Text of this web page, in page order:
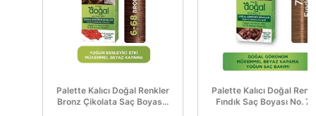
Palette Kalıcı Doğal Renkler
Bronz Çikolata Saç Boyas...
Palette Kalıcı Doğal
Fındık Saç Boyası No. 7-